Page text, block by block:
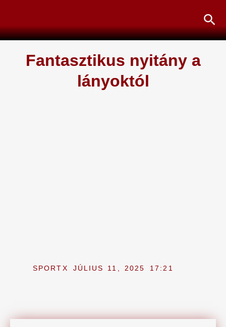
content
Fantasztikus nyitány a
lányoktól
SPORTX JÚLIUS 11, 2025 17:21